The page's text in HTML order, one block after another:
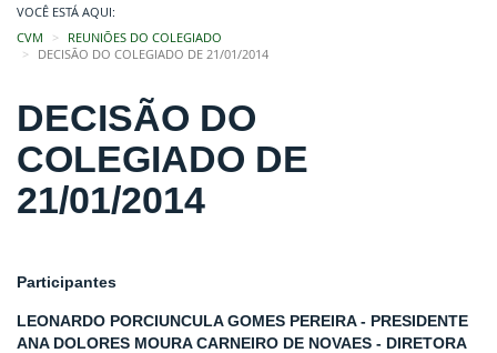
VOCÊ ESTÁ AQUI:
CVM
REUNIÕES DO COLEGIADO
DECISÃO DO COLEGIADO DE 21/01/2014
DECISÃO DO
COLEGIADO DE
21/01/2014
Participantes
LEONARDO PORCIUNCULA GOMES PEREIRA - PRESIDENTE
ANA DOLORES MOURA CARNEIRO DE NOVAES - DIRETORA